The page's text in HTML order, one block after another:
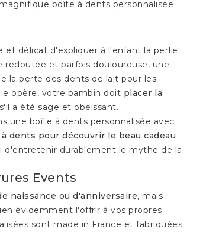
boîte à dents personnalisée
délicat d'expliquer à l'enfant la perte
et parfois douloureuse, une
la perte des dents de lait pour les
opère, votre bambin doit placer la
a été sage et obéissant.
une boîte à dents personnalisée avec
dents pour découvrir le beau cadeau
d'entretenir durablement le mythe de la
Events
naissance ou d'anniversaire, mais
évidemment l'offrir à vos propres
sont made in France et fabriquées